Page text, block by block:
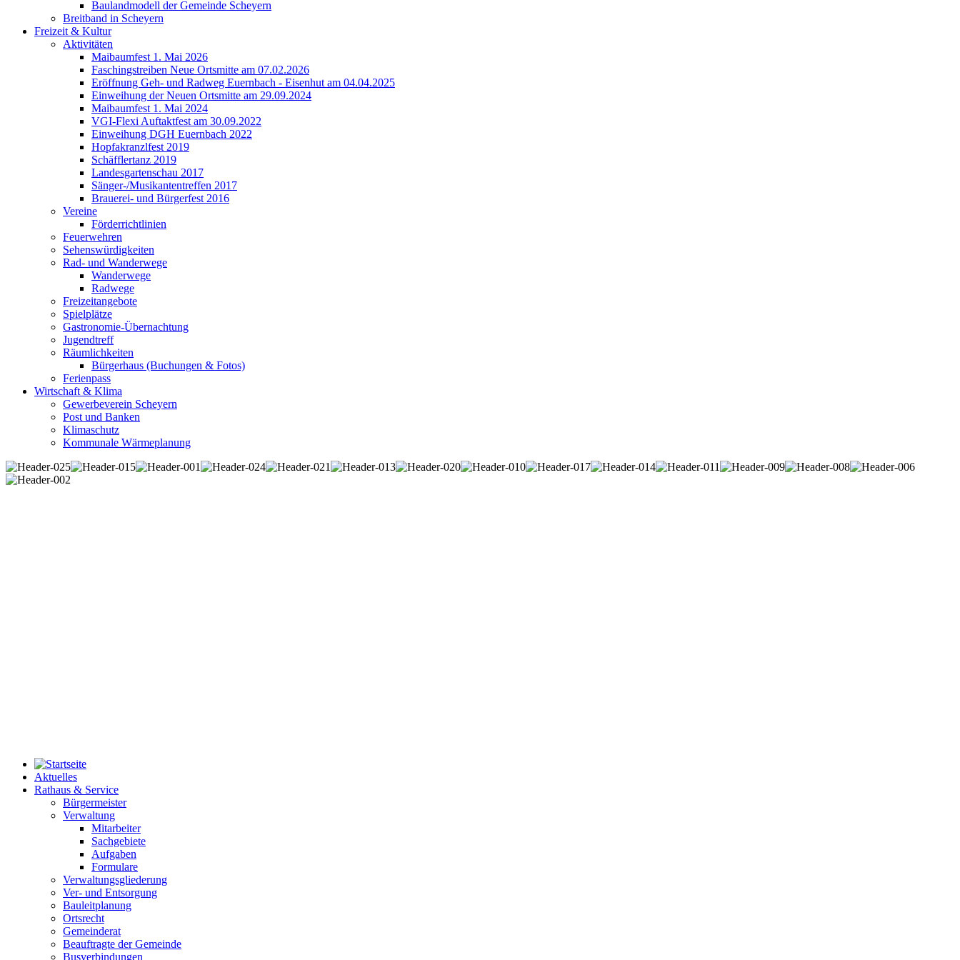
Baulandmodell der Gemeinde Scheyern
Breitband in Scheyern
Freizeit & Kultur
Aktivitäten
Maibaumfest 1. Mai 2026
Faschingstreiben Neue Ortsmitte am 07.02.2026
Eröffnung Geh- und Radweg Euernbach - Eisenhut am 04.04.2025
Einweihung der Neuen Ortsmitte am 29.09.2024
Maibaumfest 1. Mai 2024
VGI-Flexi Auftaktfest am 30.09.2022
Einweihung DGH Euernbach 2022
Hopfakranzlfest 2019
Schäfflertanz 2019
Landesgartenschau 2017
Sänger-/Musikantentreffen 2017
Brauerei- und Bürgerfest 2016
Vereine
Förderrichtlinien
Feuerwehren
Sehenswürdigkeiten
Rad- und Wanderwege
Wanderwege
Radwege
Freizeitangebote
Spielplätze
Gastronomie-Übernachtung
Jugendtreff
Räumlichkeiten
Bürgerhaus (Buchungen & Fotos)
Ferienpass
Wirtschaft & Klima
Gewerbeverein Scheyern
Post und Banken
Klimaschutz
Kommunale Wärmeplanung
Aktuelles
Rathaus & Service
Bürgermeister
Verwaltung
Mitarbeiter
Sachgebiete
Aufgaben
Formulare
Verwaltungsgliederung
Ver- und Entsorgung
Bauleitplanung
Ortsrecht
Gemeinderat
Beauftragte der Gemeinde
Busverbindungen